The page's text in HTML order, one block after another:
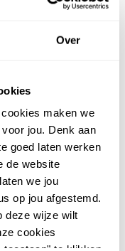
Over
maken we
jou. Denk aan
goed laten werken
de website
we jou
op jou afgestemd.
deze wijze wilt
cookies